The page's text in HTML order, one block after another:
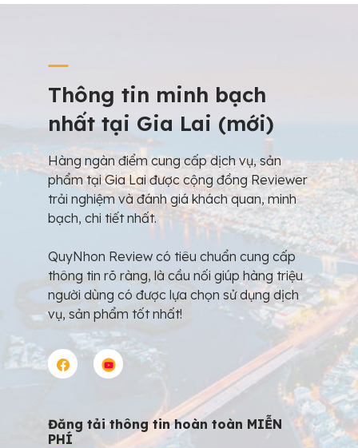
Thông tin minh bạch
nhất tại Gia Lai (mới)
Hàng ngàn điểm cung cấp dịch vụ, sản
phẩm tại Gia Lai được cộng đồng Reviewer
trải nghiệm và đánh giá khách quan, minh
bạch, chi tiết nhất.
QuyNhon Review có tiêu chuẩn cung cấp
thông tin rõ ràng, là cầu nối giúp hàng triệu
người dùng có được lựa chọn sử dụng dịch
vụ, sản phẩm tốt nhất!
Đăng tải thông tin hoàn toàn MIỄN
PHÍ